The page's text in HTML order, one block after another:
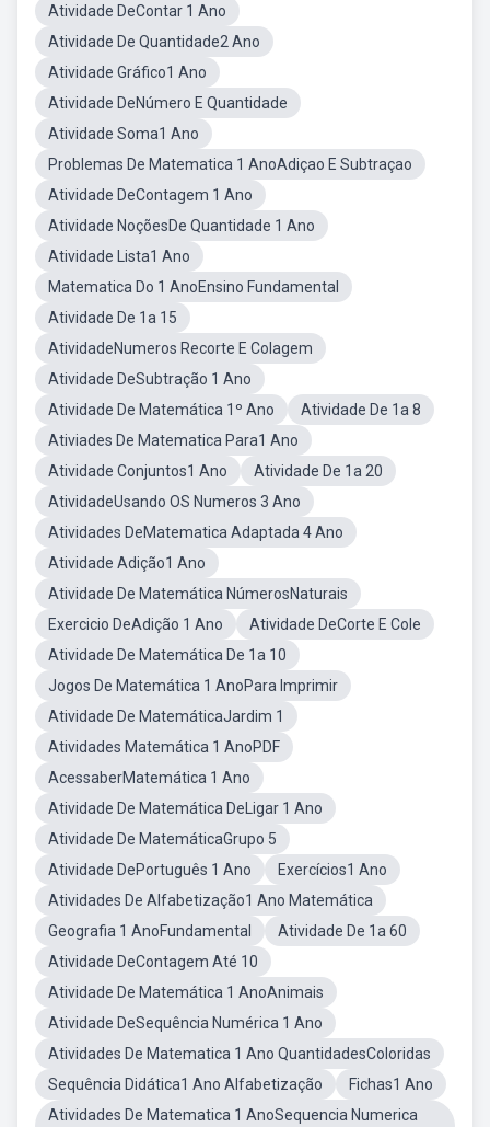
Atividade DeContar 1 Ano
Atividade De Quantidade2 Ano
Atividade Gráfico1 Ano
Atividade DeNúmero E Quantidade
Atividade Soma1 Ano
Problemas De Matematica 1 AnoAdiçao E Subtraçao
Atividade DeContagem 1 Ano
Atividade NoçõesDe Quantidade 1 Ano
Atividade Lista1 Ano
Matematica Do 1 AnoEnsino Fundamental
Atividade De 1a 15
AtividadeNumeros Recorte E Colagem
Atividade DeSubtração 1 Ano
Atividade De Matemática 1º Ano
Atividade De 1a 8
Ativiades De Matematica Para1 Ano
Atividade Conjuntos1 Ano
Atividade De 1a 20
AtividadeUsando OS Numeros 3 Ano
Atividades DeMatematica Adaptada 4 Ano
Atividade Adição1 Ano
Atividade De Matemática NúmerosNaturais
Exercicio DeAdição 1 Ano
Atividade DeCorte E Cole
Atividade De Matemática De 1a 10
Jogos De Matemática 1 AnoPara Imprimir
Atividade De MatemáticaJardim 1
Atividades Matemática 1 AnoPDF
AcessaberMatemática 1 Ano
Atividade De Matemática DeLigar 1 Ano
Atividade De MatemáticaGrupo 5
Atividade DePortuguês 1 Ano
Exercícios1 Ano
Atividades De Alfabetização1 Ano Matemática
Geografia 1 AnoFundamental
Atividade De 1a 60
Atividade DeContagem Até 10
Atividade De Matemática 1 AnoAnimais
Atividade DeSequência Numérica 1 Ano
Atividades De Matematica 1 Ano QuantidadesColoridas
Sequência Didática1 Ano Alfabetização
Fichas1 Ano
Atividades De Matematica 1 AnoSequencia Numerica